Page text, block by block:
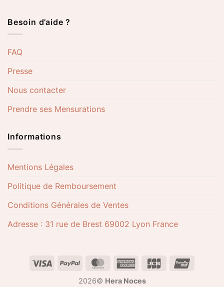
Besoin d’aide ?
FAQ
Presse
Nous contacter
Prendre ses Mensurations
Informations
Mentions Légales
Politique de Remboursement
Conditions Générales de Ventes
Adresse : 31 rue de Brest 69002 Lyon France
2026© Hera Noces